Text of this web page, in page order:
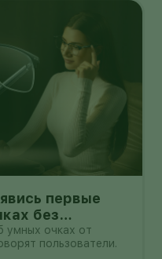
первые
без
умных очках от
пользователи.